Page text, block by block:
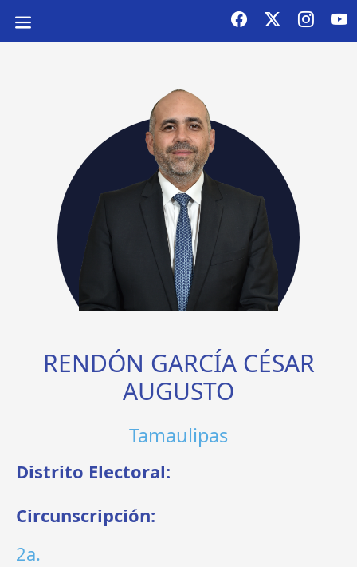
RENDÓN GARCÍA CÉSAR
AUGUSTO
Tamaulipas
Distrito Electoral:
Circunscripción:
2a.